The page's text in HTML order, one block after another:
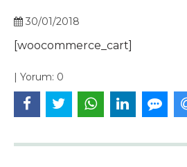
30/01/2018
[woocommerce_cart]
| Yorum: 0